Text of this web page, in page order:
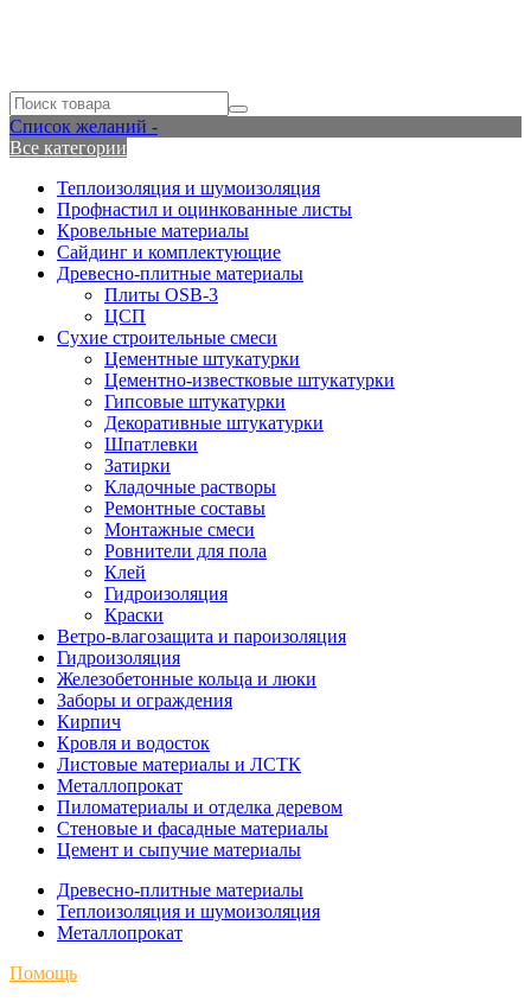
Список желаний -
Все категории
Теплоизоляция и шумоизоляция
Профнастил и оцинкованные листы
Кровельные материалы
Сайдинг и комплектующие
Древесно-плитные материалы
Плиты OSB-3
ЦСП
Сухие строительные смеси
Цементные штукатурки
Цементно-известковые штукатурки
Гипсовые штукатурки
Декоративные штукатурки
Шпатлевки
Затирки
Кладочные растворы
Ремонтные составы
Монтажные смеси
Ровнители для пола
Клей
Гидроизоляция
Краски
Ветро-влагозащита и пароизоляция
Гидроизоляция
Железобетонные кольца и люки
Заборы и ограждения
Кирпич
Кровля и водосток
Листовые материалы и ЛСТК
Металлопрокат
Пиломатериалы и отделка деревом
Стеновые и фасадные материалы
Цемент и сыпучие материалы
Древесно-плитные материалы
Теплоизоляция и шумоизоляция
Металлопрокат
Помощь